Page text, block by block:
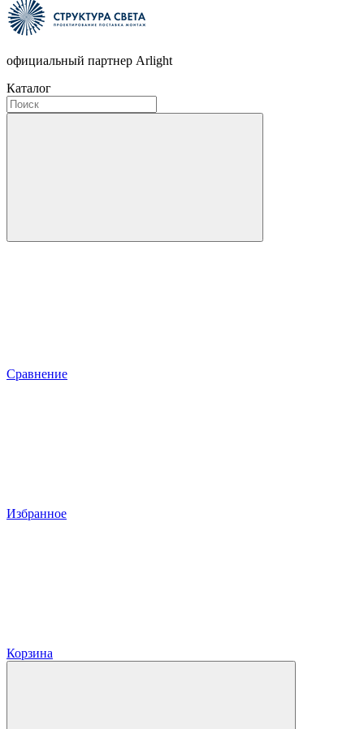
официальный партнер Arlight
Каталог
Сравнение
Избранное
Корзина